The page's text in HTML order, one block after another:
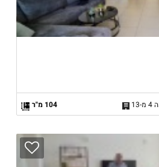
13 104 מ"ר